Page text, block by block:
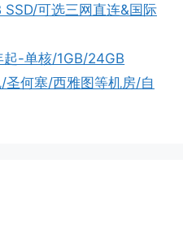
可选三网直连&国际
-单核/1GB/24GB
圣何塞/西雅图等机房/自